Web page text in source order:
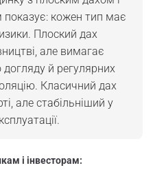
кожен тип має
Плоский дах
але вимагає
й регулярних
Класичний дах
але стабільніший у
і інвесторам: